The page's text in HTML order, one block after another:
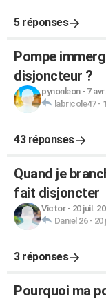
5 réponses
Pompe
disjoncteur ?
pynonleon- 7
labricole47-
43 réponses
Quand je
fait disjoncter
Victor- 20 juil.
Daniel 26- 20
3 réponses
Pourquoi ma